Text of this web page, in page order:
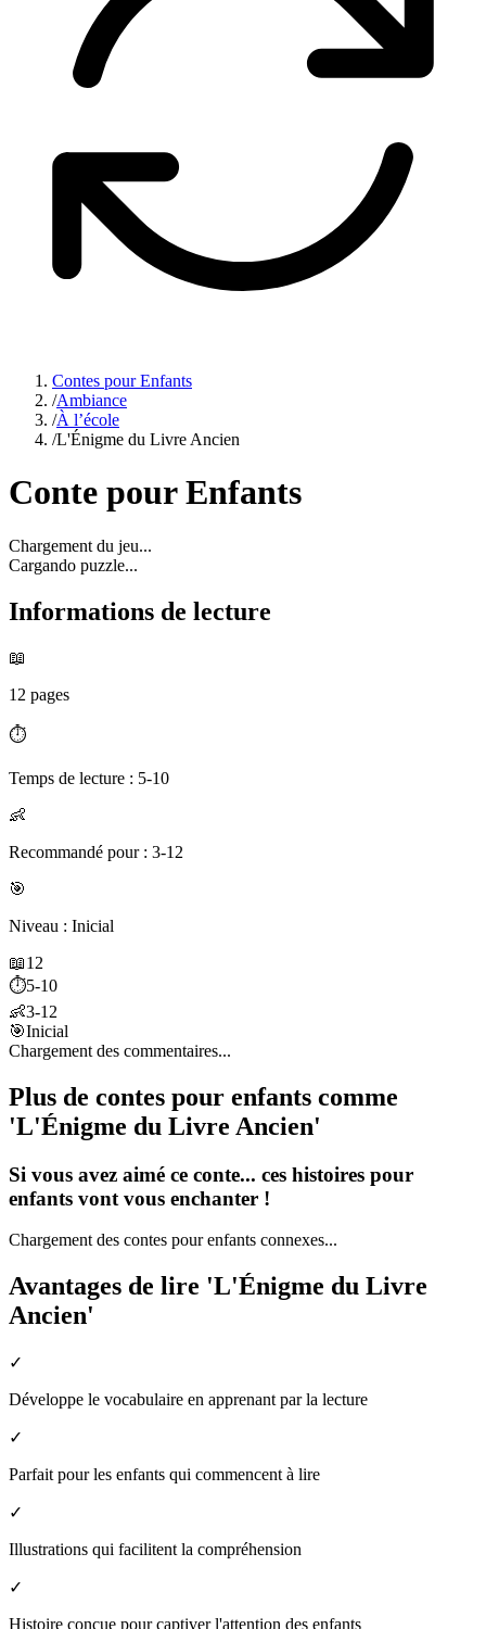
Contes pour Enfants
/Ambiance
/À l’école
/L'Énigme du Livre Ancien
Conte pour Enfants
Chargement du jeu...
Cargando puzzle...
Informations de lecture
📖
12 pages
⏱️
Temps de lecture : 5-10
👶
Recommandé pour : 3-12
🎯
Niveau : Inicial
📖12
⏱️5-10
👶3-12
🎯Inicial
Chargement des commentaires...
Plus de contes pour enfants comme
'L'Énigme du Livre Ancien'
Si vous avez aimé ce conte... ces histoires pour
enfants vont vous enchanter !
Chargement des contes pour enfants connexes...
Avantages de lire 'L'Énigme du Livre
Ancien'
✓
Développe le vocabulaire en apprenant par la lecture
✓
Parfait pour les enfants qui commencent à lire
✓
Illustrations qui facilitent la compréhension
✓
Histoire conçue pour captiver l'attention des enfants